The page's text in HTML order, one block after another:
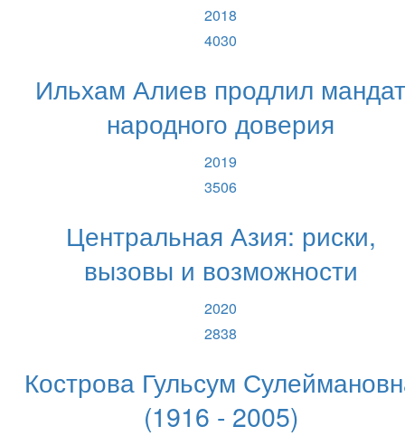
2018
4030
Ильхам Алиев продлил мандат
народного доверия
2019
3506
Центральная Азия: риски,
вызовы и возможности
2020
2838
Кострова Гульсум
(1916 - 2005)